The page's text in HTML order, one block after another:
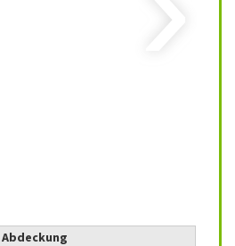
Abdeckung